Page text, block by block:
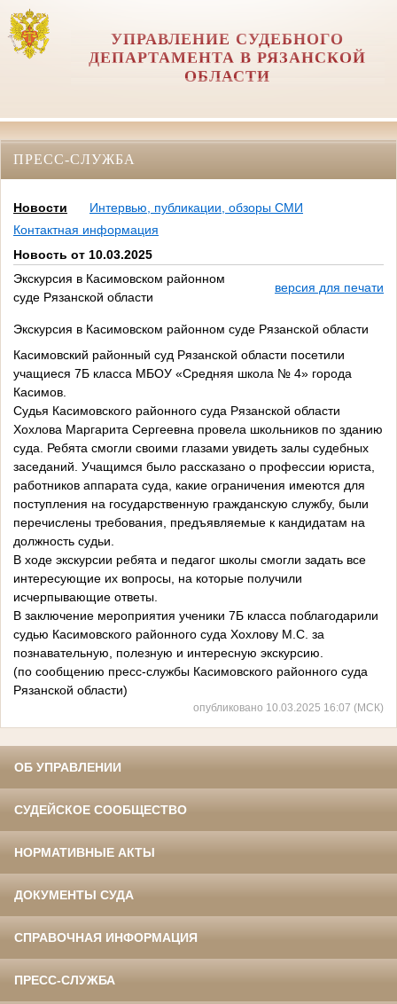
УПРАВЛЕНИЕ СУДЕБНОГО
ДЕПАРТАМЕНТА В РЯЗАНСКОЙ
ОБЛАСТИ
ПРЕСС-СЛУЖБА
Новости
Интервью, публикации, обзоры СМИ
Контактная информация
Новость от 10.03.2025
Экскурсия в Касимовском районном
суде Рязанской области
версия для печати
Экскурсия в Касимовском районном суде Рязанской области
Касимовский районный суд Рязанской области посетили
учащиеся 7Б класса МБОУ «Средняя школа № 4» города
Касимов.
Судья Касимовского районного суда Рязанской области
Хохлова Маргарита Сергеевна провела школьников по зданию
суда. Ребята смогли своими глазами увидеть залы судебных
заседаний. Учащимся было рассказано о профессии юриста,
работников аппарата суда, какие ограничения имеются для
поступления на государственную гражданскую службу, были
перечислены требования, предъявляемые к кандидатам на
должность судьи.
В ходе экскурсии ребята и педагог школы смогли задать все
интересующие их вопросы, на которые получили
исчерпывающие ответы.
В заключение мероприятия ученики 7Б класса поблагодарили
судью Касимовского районного суда Хохлову М.С. за
познавательную, полезную и интересную экскурсию.
(по сообщению пресс-службы Касимовского районного суда
Рязанской области)
опубликовано 10.03.2025 16:07 (МСК)
ОБ УПРАВЛЕНИИ
СУДЕЙСКОЕ СООБЩЕСТВО
НОРМАТИВНЫЕ АКТЫ
ДОКУМЕНТЫ СУДА
СПРАВОЧНАЯ ИНФОРМАЦИЯ
ПРЕСС-СЛУЖБА